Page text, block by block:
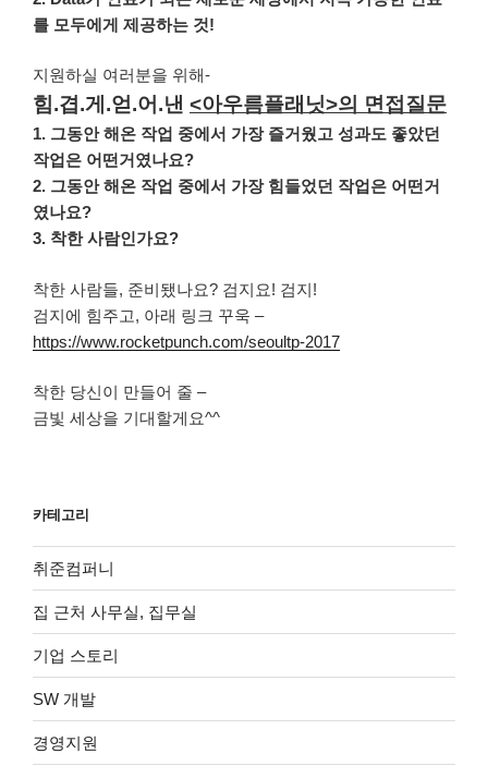
를 모두에게 제공하는 것!
지원하실 여러분을 위해-
힘.겹.게.얻.어.낸 <아우름플래닛>의 면접질문
1. 그동안 해온 작업 중에서 가장 즐거웠고 성과도 좋았던
작업은 어떤거였나요?
2. 그동안 해온 작업 중에서 가장 힘들었던 작업은 어떤거
였나요?
3. 착한 사람인가요?
착한 사람들, 준비됐나요? 검지요! 검지!
검지에 힘주고, 아래 링크 꾸욱 –
https://www.rocketpunch.com/seoultp-2017
착한 당신이 만들어 줄 –
금빛 세상을 기대할게요^^
카테고리
취준컴퍼니
집 근처 사무실, 집무실
기업 스토리
SW 개발
경영지원